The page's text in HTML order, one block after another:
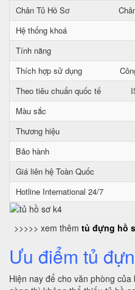
Chân Tủ Hồ Sơ
Hệ thống khoá
Tính năng
Thích hợp sử dụng
Theo tiêu chuẩn quốc tế
Màu sắc
Thương hiệu
Bảo hành
Giá liên hệ Toàn Quốc
Hotline International 24/7
>>>>> xem thêm tủ đựng hồ
Ưu điểm tủ
Hiện nay để cho văn phòng